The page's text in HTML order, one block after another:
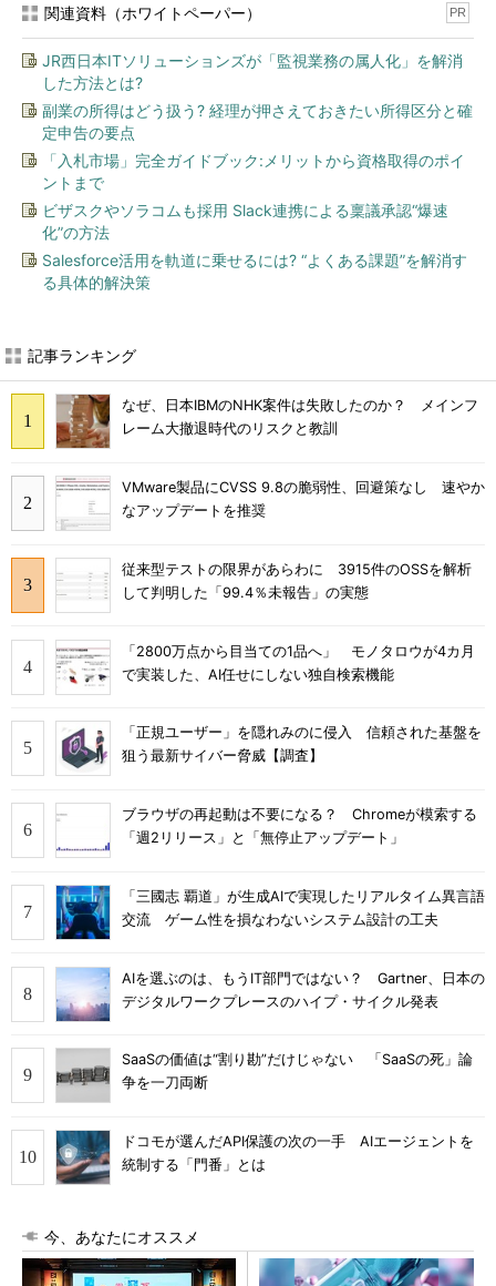
関連資料（ホワイトペーパー） PR
JR西日本ITソリューションズが「監視業務の属人化」を解消
した方法とは?
副業の所得はどう扱う? 経理が押さえておきたい所得区分と確
定申告の要点
「入札市場」完全ガイドブック:メリットから資格取得のポイ
ントまで
ビザスクやソラコムも採用 Slack連携による稟議承認“爆速
化”の方法
Salesforce活用を軌道に乗せるには? “よくある課題”を解消す
る具体的解決策
記事ランキング
なぜ、日本IBMのNHK案件は失敗したのか？ メインフ
レーム大撤退時代のリスクと教訓
VMware製品にCVSS 9.8の脆弱性、回避策なし 速やか
なアップデートを推奨
従来型テストの限界があらわに 3915件のOSSを解析
して判明した「99.4％未報告」の実態
「2800万点から目当ての1品へ」 モノタロウが4カ月
で実装した、AI任せにしない独自検索機能
「正規ユーザー」を隠れみのに侵入 信頼された基盤を
狙う最新サイバー脅威【調査】
ブラウザの再起動は不要になる？ Chromeが模索する
「週2リリース」と「無停止アップデート」
「三國志 覇道」が生成AIで実現したリアルタイム異言語
交流 ゲーム性を損なわないシステム設計の工夫
AIを選ぶのは、もうIT部門ではない？ Gartner、日本の
デジタルワークプレースのハイプ・サイクル発表
SaaSの価値は“割り勘”だけじゃない 「SaaSの死」論
争を一刀両断
ドコモが選んだAPI保護の次の一手 AIエージェントを
統制する「門番」とは
今、あなたにオススメ